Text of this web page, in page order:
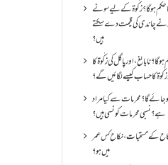
حکم ہو گا؟ زکٰوۃ کے لیے سونے
چاندی کی قیمت دے سکتے
ہیں؟
نا بالغ ، اور پاگل کی زکٰوۃ کا
کا حساب کیسے لگائیں گے؟
جائے گا؟ محرمات سے کیا مراد
ہے؟ نسبی محرمات کونسی ہیں؟
کے مستحبات، نکاح کس عمر
میں ہو؟